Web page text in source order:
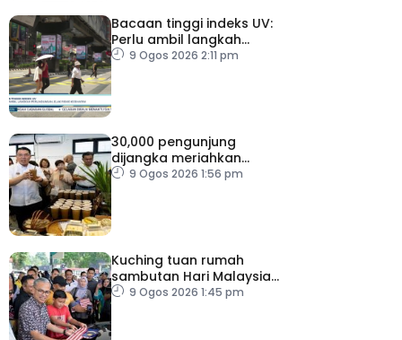
Bacaan tinggi indeks UV:
Perlu ambil langkah
perlindungan, elak risiko
9 Ogos 2026 2:11 pm
30,000 pengunjung
dijangka meriahkan
Karnival Jom Makan Ipoh
9 Ogos 2026 1:56 pm
Kuching tuan rumah
sambutan Hari Malaysia
20269 Ogos 2026 1:45 pm